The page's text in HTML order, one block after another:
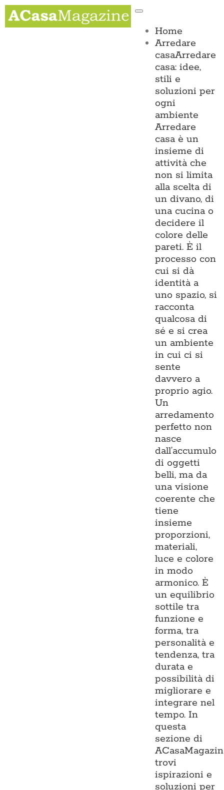
Salta
contenuto
Toggle
Home
Arredare
casaArredare
casa: idee,
stili e
soluzioni per
ogni
ambiente
Arredare
casa è un
insieme di
attività che
non si limita
alla scelta di
un divano, di
una cucina o
decidere il
colore delle
pareti. È il
processo con
cui si dà
identità a
uno spazio, si
racconta
qualcosa di
sé e si crea
un ambiente
in cui ci si
sente
davvero a
proprio agio.
Un
arredamento
perfetto non
nasce
dall’accumulo
di oggetti
belli, ma da
una visione
coerente che
tiene
insieme
proporzioni,
materiali,
luce e colore
in modo
armonico. È
un equilibrio
sottile tra
funzione e
forma, tra
personalità e
tendenza, tra
durata e
possibilità di
migliorare e
integrare nel
tempo. In
questa
sezione di
trovi
ispirazioni e
soluzioni per